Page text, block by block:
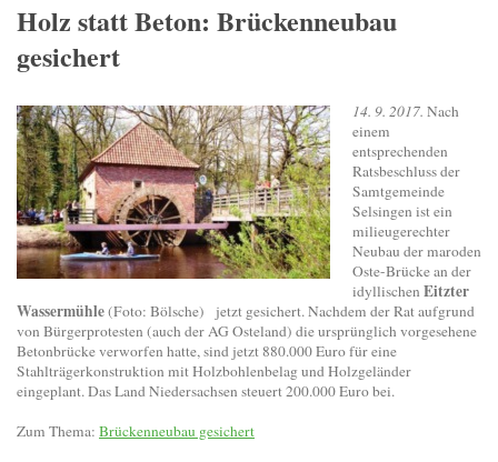
Holz statt Beton: Brückenneubau
gesichert
14. 9. 2017. Nach
einem
entsprechenden
Ratsbeschluss der
Samtgemeinde
Selsingen ist ein
milieugerechter
Neubau der maroden
Oste-Brücke an der
idyllischen Eitzter
Wassermühle(Foto: Bölsche) jetzt gesichert. Nachdem der Rat aufgrund
von Bürgerprotesten (auch der AG Osteland) die ursprünglich vorgesehene
Betonbrücke verworfen hatte, sind jetzt 880.000 Euro für eine
Stahlträgerkonstruktion mit Holzbohlenbelag und Holzgeländer
eingeplant. Das Land Niedersachsen steuert 200.000 Euro bei.
Zum Thema: Brückenneubau gesichert